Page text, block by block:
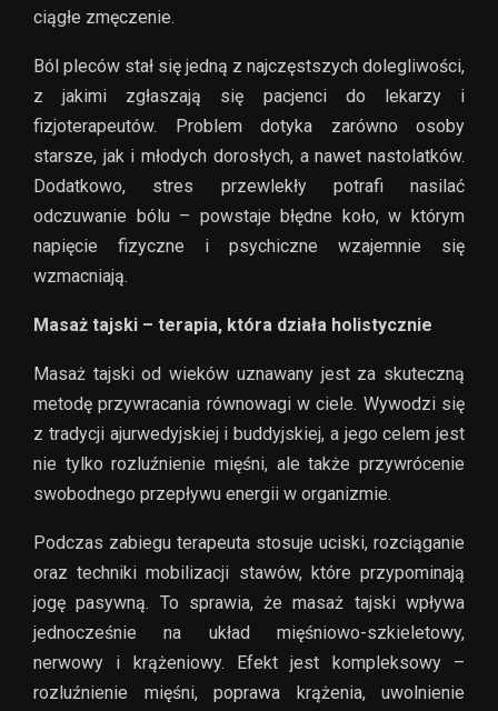
ciągłe zmęczenie.
Ból pleców stał się jedną z najczęstszych dolegliwości,
z jakimi zgłaszają się pacjenci do lekarzy i
fizjoterapeutów. Problem dotyka zarówno osoby
starsze, jak i młodych dorosłych, a nawet nastolatków.
Dodatkowo, stres przewlekły potrafi nasilać
odczuwanie bólu – powstaje błędne koło, w którym
napięcie fizyczne i psychiczne wzajemnie się
wzmacniają.
Masaż tajski – terapia, która działa holistycznie
Masaż tajski od wieków uznawany jest za skuteczną
metodę przywracania równowagi w ciele. Wywodzi się
z tradycji ajurwedyjskiej i buddyjskiej, a jego celem jest
nie tylko rozluźnienie mięśni, ale także przywrócenie
swobodnego przepływu energii w organizmie.
Podczas zabiegu terapeuta stosuje uciski, rozciąganie
oraz techniki mobilizacji stawów, które przypominają
jogę pasywną. To sprawia, że masaż tajski wpływa
jednocześnie na układ mięśniowo-szkieletowy,
nerwowy i krążeniowy. Efekt jest kompleksowy –
rozluźnienie mięśni, poprawa krążenia, uwolnienie